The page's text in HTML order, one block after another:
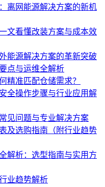
离网能源解决方案的新机
文看懂改装方案与成本效
能源解决方案的革新突破
点与运维全解析
精准匹配仓储需求？
全操作步骤与行业应用解
见问题与专业解决方案
及选购指南（附行业趋势
解析：选型指南与实用方
业趋势解析